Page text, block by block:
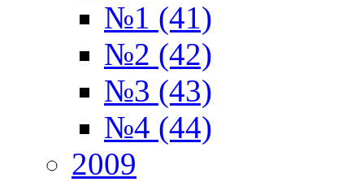
№1 (41)
№2 (42)
№3 (43)
№4 (44)
2009